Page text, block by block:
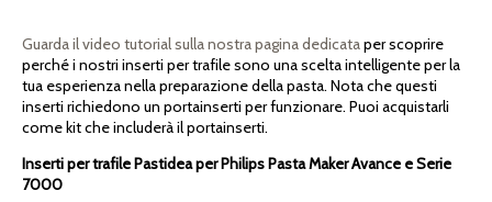
Guarda il video tutorial sulla nostra pagina dedicataper scoprire
perché i nostri inserti per trafile sono una scelta intelligente per la
tua esperienza nella preparazione della pasta. Nota che questi
inserti richiedono un portainserti per funzionare. Puoi acquistarli
come kit che includerà il portainserti.
Inserti per trafile Pastidea per Philips Pasta Maker Avance e Serie
7000